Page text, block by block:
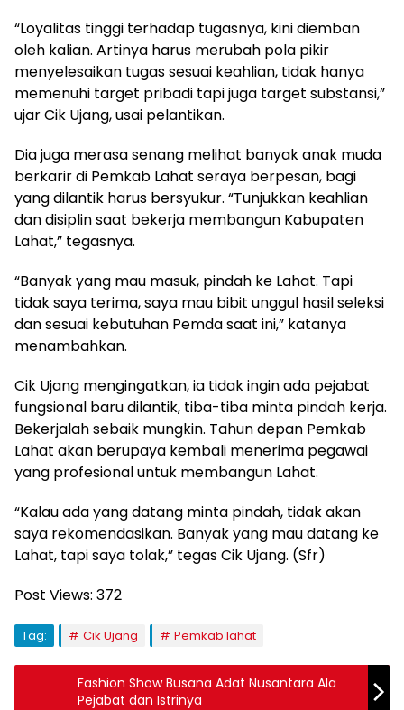
“Loyalitas tinggi terhadap tugasnya, kini diemban
oleh kalian. Artinya harus merubah pola pikir
menyelesaikan tugas sesuai keahlian, tidak hanya
memenuhi target pribadi tapi juga target substansi,”
ujar Cik Ujang, usai pelantikan.
Dia juga merasa senang melihat banyak anak muda
berkarir di Pemkab Lahat seraya berpesan, bagi
yang dilantik harus bersyukur. “Tunjukkan keahlian
dan disiplin saat bekerja membangun Kabupaten
Lahat,” tegasnya.
“Banyak yang mau masuk, pindah ke Lahat. Tapi
tidak saya terima, saya mau bibit unggul hasil seleksi
dan sesuai kebutuhan Pemda saat ini,” katanya
menambahkan.
Cik Ujang mengingatkan, ia tidak ingin ada pejabat
fungsional baru dilantik, tiba-tiba minta pindah kerja.
Bekerjalah sebaik mungkin. Tahun depan Pemkab
Lahat akan berupaya kembali menerima pegawai
yang profesional untuk membangun Lahat.
“Kalau ada yang datang minta pindah, tidak akan
saya rekomendasikan. Banyak yang mau datang ke
Lahat, tapi saya tolak,” tegas Cik Ujang. (Sfr)
Post Views: 372
Tag: Cik Ujang Pemkab lahat
Fashion Show Busana Adat Nusantara Ala
Pejabat dan Istrinya